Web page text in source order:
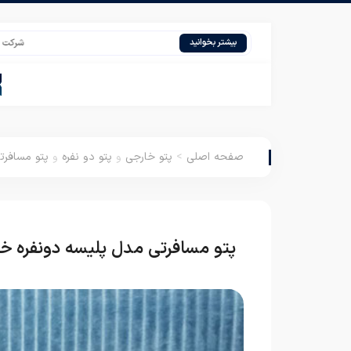
بیشتر بخوانید شرکت پتو نیکو
صفحه اصلی > پتو خارجی و پتو دو نفره و پتو
پتو مسافرتی مدل پلیسه